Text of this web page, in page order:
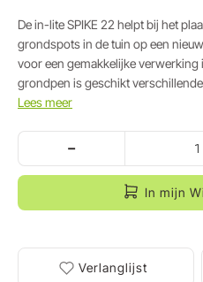
De in-lite SPIKE 22 helpt bij het
grondspots in de tuin op een
voor een gemakkelijke
Lees meer
-
In mijn
Verlanglijst